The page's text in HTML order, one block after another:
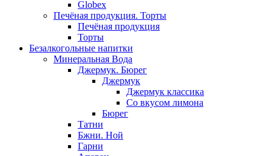
Globex
Печёная продукция. Торты
Печёная продукция
Торты
Безалкогольные напитки
Минеральная Вода
Джермук. Бюрег
Джермук
Джермук классика
Со вкусом лимона
Бюрег
Татни
Бжни. Ной
Гарни